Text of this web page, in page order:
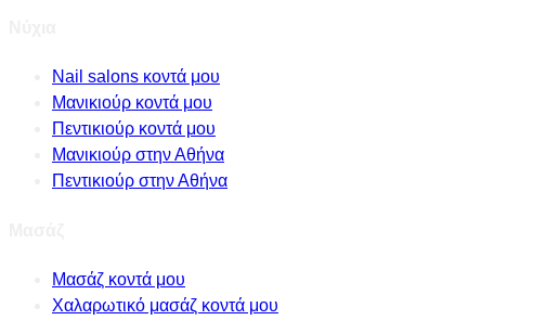
Nail salons κοντά μου
Μανικιούρ κοντά μου
Πεντικιούρ κοντά μου
Μανικιούρ στην Αθήνα
Πεντικιούρ στην Αθήνα
Μασάζ κοντά μου
Χαλαρωτικό μασάζ κοντά μου